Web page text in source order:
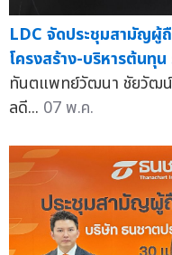
LDC จัดประชุมสามัญผู้
โครงสร้าง-บริหารต้นทุน
ทันตแพทย์วัฒนา ชัยวัฒน์
ลดี... 07 พ.ค.